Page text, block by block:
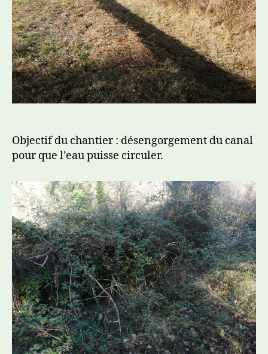
Objectif du chantier : désengorgement du canal
pour que l’eau puisse circuler.